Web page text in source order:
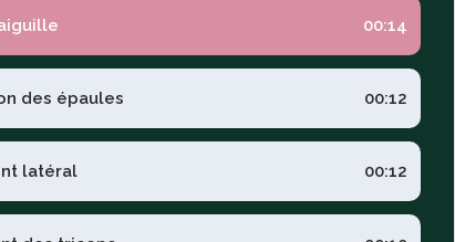
00:14
des épaules 00:12
latéral 00:12